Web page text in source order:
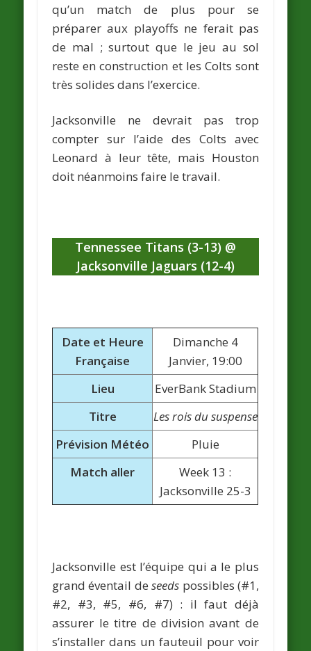
qu’un match de plus pour se
préparer aux playoffs ne ferait pas
de mal ; surtout que le jeu au sol
reste en construction et les Colts sont
très solides dans l’exercice.
Jacksonville ne devrait pas trop
compter sur l’aide des Colts avec
Leonard à leur tête, mais Houston
doit néanmoins faire le travail.
Tennessee Titans (3-13) @
Jacksonville Jaguars (12-4)
Date et Heure
Française
Dimanche 4
Janvier, 19:00
Lieu
EverBank Stadium
Titre
Les rois du suspense
Prévision Météo
Pluie
Match aller
Week 13 :
Jacksonville 25-3
Jacksonville est l’équipe qui a le plus
grand éventail deseeds possibles (#1,
#2, #3, #5, #6, #7) : il faut déjà
assurer le titre de division avant de
s’installer dans un fauteuil pour voir